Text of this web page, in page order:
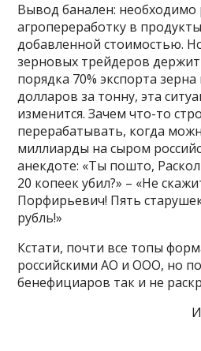
Вывод банален: необходимо
агропереработку в
добавленной стоимостью.
зерновых трейдеров держит
порядка 70% экспорта
долларов за тонну, эта
изменится. Зачем что-то
перерабатывать, когда
миллиарды на сыром
анекдоте: «Ты пошто,
20 копеек убил?» – «Не
Порфирьевич! Пять
рубль!»
Кстати, почти все топы
российскими АО и ООО, но
бенефициаров так и не